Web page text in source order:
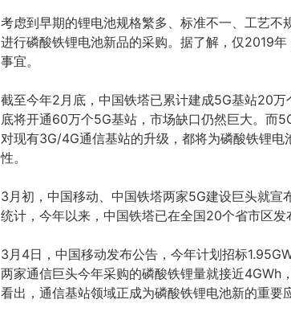
考虑到早期的锂电池规格繁多、标准不一、工艺
进行磷酸铁锂电池新品的采购。据了解，仅2019
事宜。
截至今年2月底，中国铁塔已累计建成5G基站20
底将开通60万个5G基站，市场缺口仍然巨大。而
对现有3G/4G通信基站的升级，都将为磷酸铁锂
性。
3月初，中国移动、中国铁塔两家5G建设巨头就
统计，今年以来，中国铁塔已在全国20个省市区
3月4日，中国移动发布公告，今年计划招标
两家通信巨头今年采购的磷酸铁锂量就接近4GWh
看出，通信基站领域正成为磷酸铁锂电池新的重要